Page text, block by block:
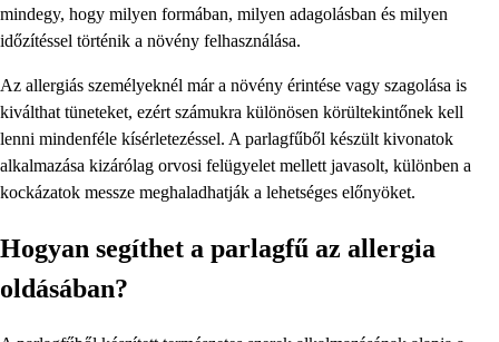
mindegy, hogy milyen formában, milyen adagolásban és milyen
időzítéssel történik a növény felhasználása.
Az allergiás személyeknél már a növény érintése vagy szagolása is
kiválthat tüneteket, ezért számukra különösen körültekintőnek kell
lenni mindenféle kísérletezéssel. A parlagfűből készült kivonatok
alkalmazása kizárólag orvosi felügyelet mellett javasolt, különben a
kockázatok messze meghaladhatják a lehetséges előnyöket.
Hogyan segíthet a parlagfű az allergia
oldásában?